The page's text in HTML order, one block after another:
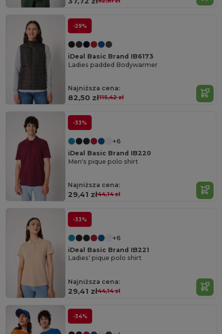
-29%
iDeal Basic Brand IB6173
Ladies padded Bodywarmer
Najniższa cena:
82,50 zł115,42 zł
-33%
+6
iDeal Basic Brand IB220
Men's pique polo shirt
Najniższa cena:
29,41 zł44,14 zł
-33%
+6
iDeal Basic Brand IB221
Ladies' pique polo shirt
Najniższa cena:
29,41 zł44,14 zł
-34%